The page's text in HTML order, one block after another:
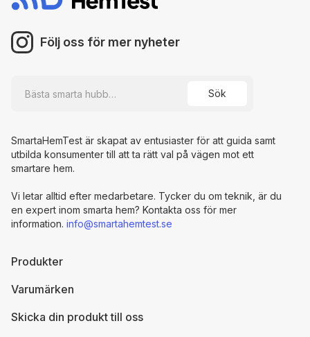
Produkter
Varumärken
Skicka din produkt till oss
Följ oss för mer nyheter
SmartaHemTest är skapat av entusiaster för att guida samt
utbilda konsumenter till att ta rätt val på vägen mot ett
smartare hem.
Vi letar alltid efter medarbetare. Tycker du om teknik, är du
en expert inom smarta hem? Kontakta oss för mer
information. info@smartahemtest.se